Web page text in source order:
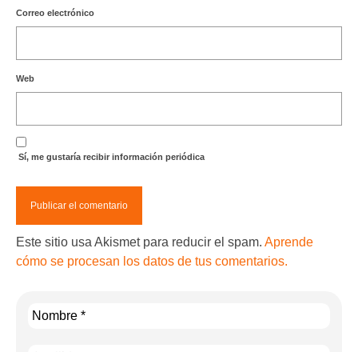
Correo electrónico
Web
Sí, me gustaría recibir información periódica
Este sitio usa Akismet para reducir el spam. Aprende
cómo se procesan los datos de tus comentarios.